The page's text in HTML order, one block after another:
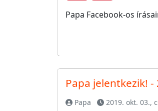
Papa Facebook-os
Papa jelentkezik! -
Papa 2019. okt. 03.,